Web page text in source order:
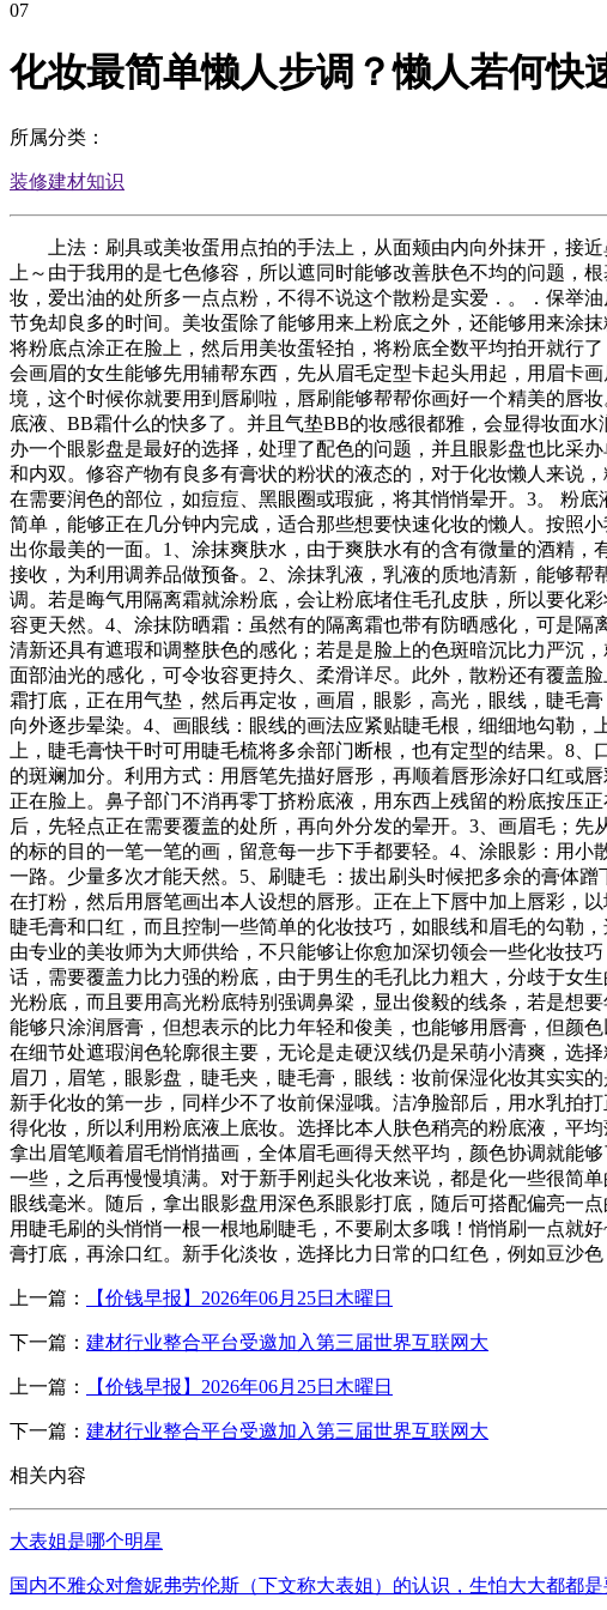
07
化妆最简单懒人步调？懒人若何快
所属分类：
装修建材知识
上法：刷具或美妆蛋用点拍的手法上，从面颊由内向外抹开，接近
上～由于我用的是七色修容，所以遮同时能够改善肤色不均的问题
妆，爱出油的处所多一点点粉，不得不说这个散粉是实爱．。．保举
节免却良多的时间。美妆蛋除了能够用来上粉底之外，还能够用来涂
将粉底点涂正在脸上，然后用美妆蛋轻拍，将粉底全数平均拍开就行
会画眉的女生能够先用辅帮东西，先从眉毛定型卡起头用起，用眉卡
境，这个时候你就要用到唇刷啦，唇刷能够帮帮你画好一个精美的唇
底液、BB霜什么的快多了。并且气垫BB的妆感很都雅，会显得妆面
办一个眼影盘是最好的选择，处理了配色的问题，并且眼影盘也比采
和内双。修容产物有良多有膏状的粉状的液态的，对于化妆懒人来说
在需要润色的部位，如痘痘、黑眼圈或瑕疵，将其悄悄晕开。3。 粉
简单，能够正在几分钟内完成，适合那些想要快速化妆的懒人。按照
出你最美的一面。1、涂抹爽肤水，由于爽肤水有的含有微量的酒精
接收，为利用调养品做预备。2、涂抹乳液，乳液的质地清新，能够
调。若是晦气用隔离霜就涂粉底，会让粉底堵住毛孔皮肤，所以要化
容更天然。4、涂抹防晒霜：虽然有的隔离霜也带有防晒感化，可是
清新还具有遮瑕和调整肤色的感化；若是是脸上的色斑暗沉比力严沉
面部油光的感化，可令妆容更持久、柔滑详尽。此外，散粉还有覆盖
霜打底，正在用气垫，然后再定妆，画眉，眼影，高光，眼线，睫毛
向外逐步晕染。4、画眼线：眼线的画法应紧贴睫毛根，细细地勾勒
上，睫毛膏快干时可用睫毛梳将多余部门断根，也有定型的结果。8
的斑斓加分。利用方式：用唇笔先描好唇形，再顺着唇形涂好口红或
正在脸上。鼻子部门不消再零丁挤粉底液，用东西上残留的粉底按压
后，先轻点正在需要覆盖的处所，再向外分发的晕开。3、画眉毛；
的标的目的一笔一笔的画，留意每一步下手都要轻。4、涂眼影：用
一路。少量多次才能天然。5、刷睫毛 ：拔出刷头时候把多余的膏体
在打粉，然后用唇笔画出本人设想的唇形。正在上下唇中加上唇彩，
睫毛膏和口红，而且控制一些简单的化妆技巧，如眼线和眉毛的勾勒
由专业的美妆师为大师供给，不只能够让你愈加深切领会一些化妆技
话，需要覆盖力比力强的粉底，由于男生的毛孔比力粗大，分歧于女
光粉底，而且要用高光粉底特别强调鼻梁，显出俊毅的线条，若是想
能够只涂润唇膏，但想表示的比力年轻和俊美，也能够用唇膏，但颜
在细节处遮瑕润色轮廓很主要，无论是走硬汉线仍是呆萌小清爽，选
眉刀，眉笔，眼影盘，睫毛夹，睫毛膏，眼线：妆前保湿化妆其实实
新手化妆的第一步，同样少不了妆前保湿哦。洁净脸部后，用水乳拍
得化妆，所以利用粉底液上底妆。选择比本人肤色稍亮的粉底液，平
拿出眉笔顺着眉毛悄悄描画，全体眉毛画得天然平均，颜色协调就能
一些，之后再慢慢填满。对于新手刚起头化妆来说，都是化一些很简
眼线毫米。随后，拿出眼影盘用深色系眼影打底，随后可搭配偏亮一
用睫毛刷的头悄悄一根一根地刷睫毛，不要刷太多哦！悄悄刷一点就
膏打底，再涂口红。新手化淡妆，选择比力日常的口红色，例如豆沙色
上一篇： 【价钱早报】2026年06月25日木曜日
下一篇： 建材行业整合平台受邀加入第三届世界互联网大
上一篇： 【价钱早报】2026年06月25日木曜日
下一篇： 建材行业整合平台受邀加入第三届世界互联网大
相关内容
大表姐是哪个明星
国内不雅众对詹妮弗劳伦斯（下文称大表姐）的认识，生怕大大都都